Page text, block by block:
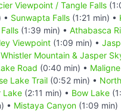
Viewpoint / Tangle Falls
• Sunwapta Falls (1:21 min) •
(1:39 min) • Athabasca
Viewpoint (1:09 min) •
Whistler Mountain & Jasper
Road (0:40 min) •
Lake Trail (0:52 min) •
Lake (2:11 min) • Bow Lake
• Mistaya Canyon (1:09 min)